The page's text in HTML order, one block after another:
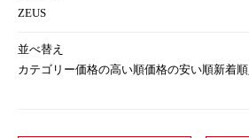
ZEUS
並べ替え
カテゴリー価格の高い順価格の安い順新着順